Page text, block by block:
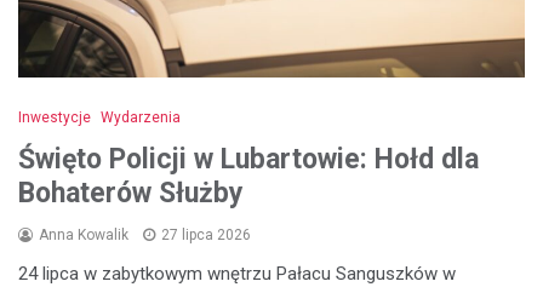
Inwestycje Wydarzenia
Święto Policji w Lubartowie: Hołd dla
Bohaterów Służby
Anna Kowalik 27 lipca 2026
24 lipca w zabytkowym wnętrzu Pałacu Sanguszków w